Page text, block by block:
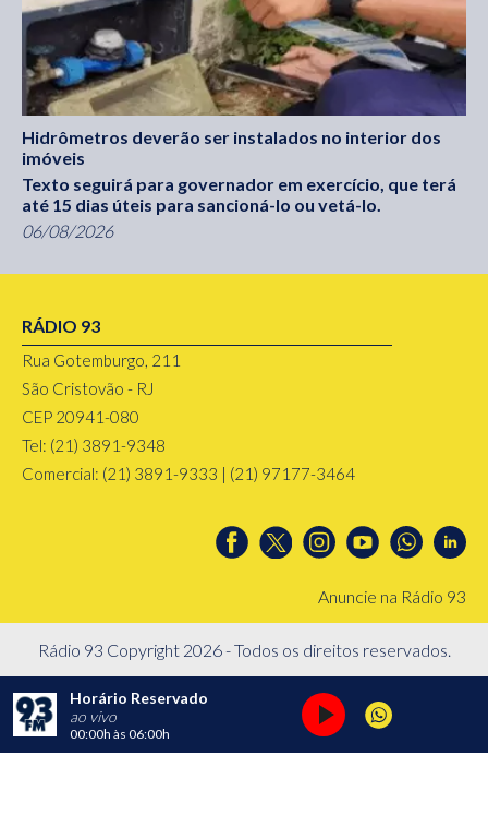
Hidrômetros deverão ser instalados no interior dos
imóveis
Texto seguirá para governador em exercício, que terá
até 15 dias úteis para sancioná-lo ou vetá-lo.
06/08/2026
RÁDIO 93
Rua Gotemburgo, 211
São Cristovão - RJ
CEP 20941-080
Tel: (21) 3891-9348
Comercial: (21) 3891-9333 | (21) 97177-3464
Anuncie na Rádio 93
Rádio 93 Copyright 2026 - Todos os direitos reservados.
Horário Reservado
ao vivo
00:00h às 06:00h